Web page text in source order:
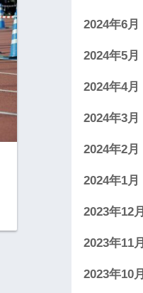
2024年6月
2024年5月
2024年4月
2024年3月
2024年2月
2024年1月
2023年12月
2023年11月
2023年10月